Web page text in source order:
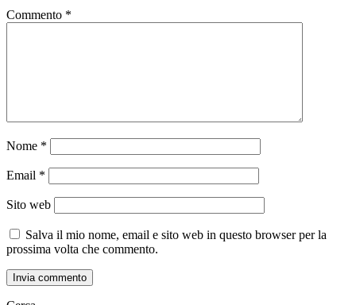
Commento *
Nome *
Email *
Sito web
Salva il mio nome, email e sito web in questo browser per la
prossima volta che commento.